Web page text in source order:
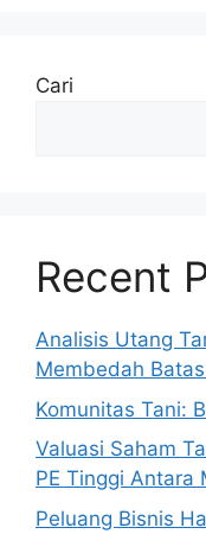
Cari
Recent
Analisis Utang
Membedah
Komunitas Tani:
Valuasi Saham
PE Tinggi Antara
Peluang Bisnis